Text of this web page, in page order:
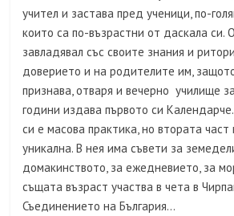
учител и застава пред ученици, по-
които са по-възрастни от даскала си.
завладявал със своите знания и
доверието и на родителите им,
признава, отваря и вечерно училище
години издава първото си
си е масова практика, но втората
уникална. В нея има съвети за
домакинството, за ежедневието, за
същата възраст участва в чета в
Съединението на България…